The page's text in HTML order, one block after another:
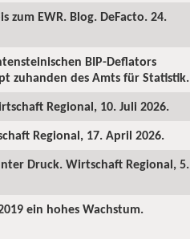
zum EWR. Blog. DeFacto. 24.
BIP-Deflators
zuhanden des Amts für Statistik.
Regional, 10. Juli 2026.
Regional, 17. April 2026.
Druck. Wirtschaft Regional, 5.
ein hohes Wachstum.